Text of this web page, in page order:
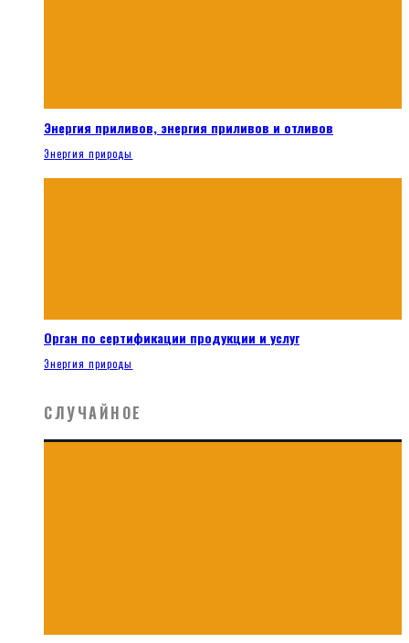
Энергия приливов, энергия приливов и отливов
Энергия природы
Орган по сертификации продукции и услуг
Энергия природы
СЛУЧАЙНОЕ